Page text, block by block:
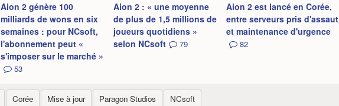
Aion 2 génère 100
milliards de wons en six
semaines : pour NCsoft,
l'abonnement peut «
s'imposer sur le marché »
53
Aion 2 : « une moyenne
de plus de 1,5 millions de
joueurs quotidiens »
selon NCsoft
79
Aion 2 est lancé en Corée,
entre serveurs pris d'assaut
et maintenance d'urgence
82
Corée Mise à jour Paragon Studios NCsoft